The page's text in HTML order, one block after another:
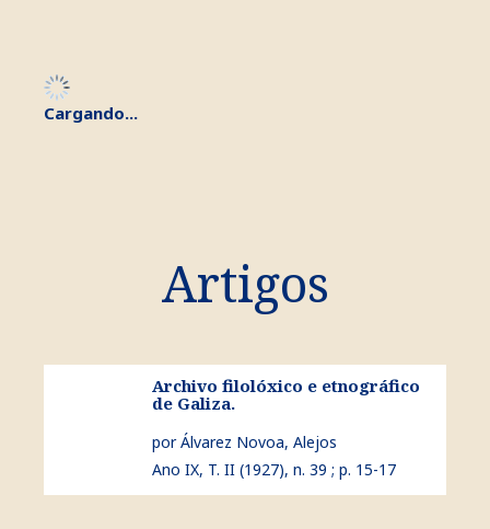
Cargando...
Artigos
ver Archivo filolóxico e etnográfico de Galiza.
Archivo filolóxico e etnográfico
de Galiza.
por Álvarez Novoa, Alejos
Ano IX, T. II (1927), n. 39 ; p. 15-17